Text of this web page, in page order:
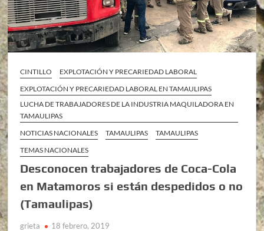
CINTILLO
EXPLOTACIÓN Y PRECARIEDAD LABORAL
EXPLOTACIÓN Y PRECARIEDAD LABORAL EN TAMAULIPAS
LUCHA DE TRABAJADORES DE LA INDUSTRIA MAQUILADORA EN
TAMAULIPAS
NOTICIAS NACIONALES
TAMAULIPAS
TAMAULIPAS
TEMAS NACIONALES
Desconocen trabajadores de Coca-Cola
en Matamoros si están despedidos o no
(Tamaulipas)
grieta 18 febrero, 2019